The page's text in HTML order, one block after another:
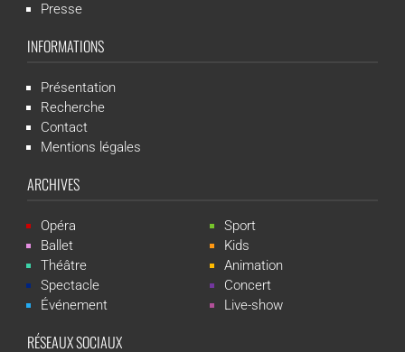
Presse
INFORMATIONS
Présentation
Recherche
Contact
Mentions légales
ARCHIVES
Opéra
Ballet
Théâtre
Spectacle
Événement
Sport
Kids
Animation
Concert
Live-show
RÉSEAUX SOCIAUX